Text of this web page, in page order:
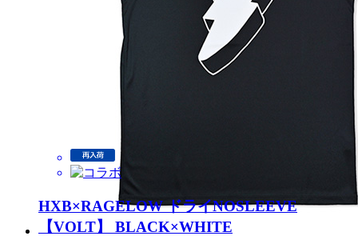
HXB×RAGELOW ドライNOSLEEVE
【VOLT】 BLACK×WHITE